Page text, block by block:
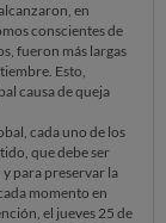
en
conscientes de
fueron más largas
Esto,
causa de queja
cada uno de los
que debe ser
para preservar la
momento en
el jueves 25 de